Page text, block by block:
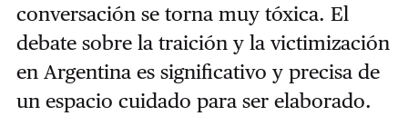
conversación se torna muy tóxica. El
debate sobre la traición y la victimización
en Argentina es significativo y precisa de
un espacio cuidado para ser elaborado.